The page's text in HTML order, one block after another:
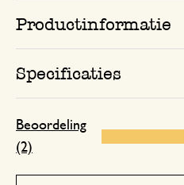
Productinformatie
Specificaties
Beoordeling
(2)